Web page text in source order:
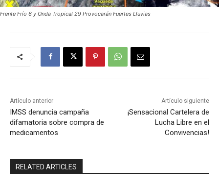
Frente Frío 6 y Onda Tropical 29 Provocarán Fuertes Lluvias
Artículo anterior
IMSS denuncia campaña
difamatoria sobre compra de
medicamentos
Artículo siguiente
¡Sensacional Cartelera de
Lucha Libre en el
Convivencias!
RELATED ARTICLES